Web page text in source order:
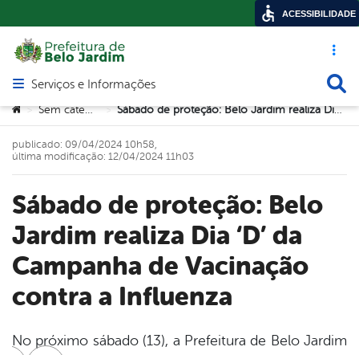
Acesso
Abrir menu principal de navegação
Serviços e Informações
Você está aqui:
> Sem categoria > Sábado de proteção: Belo Jardim realiza Dia ‘D’ da Campanha de Vacinação contra a Influenza
Sábado de proteção: Belo
Jardim realiza Dia ‘D’ da
Campanha de Vacinação
contra a Influenza
publicado: 09/04/2024 10h58,
última modificação: 12/04/2024 11h03
No próximo sábado (13), a Prefeitura de Belo Jardim
ACESSIBILIDADE